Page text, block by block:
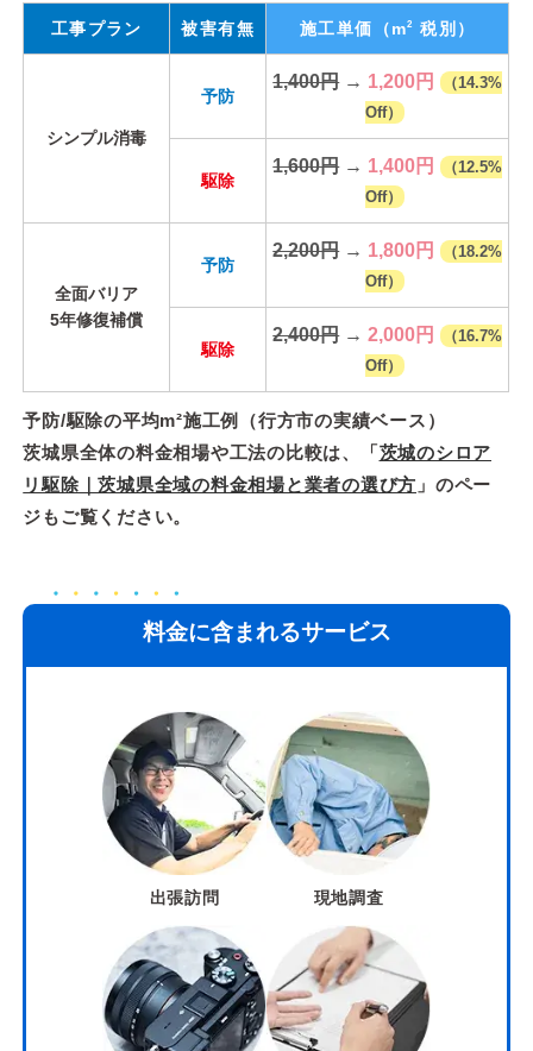
工事プラン 被害有無 施工単価 （m2 税別）
シンプル消毒
予防
1,400円→ 1,200円
（14.3%
Off）
駆除
1,600円→ 1,400円
（12.5%
Off）
全面バリア
5年修復補償
予防
2,200円→ 1,800円
（18.2%
Off）
駆除
2,400円→2,000円
（16.7%
Off）
予防/駆除の平均m²施工例（行方市の実績ベース）
茨城県全体の料金相場や工法の比較は、「茨城のシロア
リ駆除｜茨城県全域の料金相場と業者の選び方 」のペー
ジもご覧ください。
料金に含まれるサービス
出張訪問 現地調査